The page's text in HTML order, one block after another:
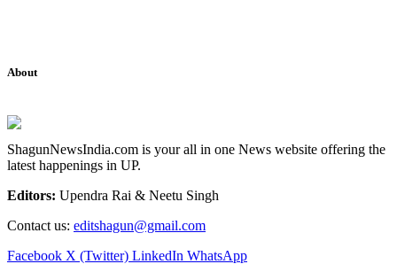
About
ShagunNewsIndia.com is your all in one News website offering the
latest happenings in UP.
Editors: Upendra Rai & Neetu Singh
Contact us: editshagun@gmail.com
Facebook X (Twitter) LinkedIn WhatsApp